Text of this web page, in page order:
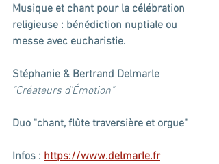
Musique et chant pour la célébration
religieuse : bénédiction nuptiale ou
messe avec eucharistie.
Stéphanie & Bertrand Delmarle
"Créateurs d’Émotion"
Duo "chant, flûte traversière et orgue"
Infos : https://www.delmarle.fr